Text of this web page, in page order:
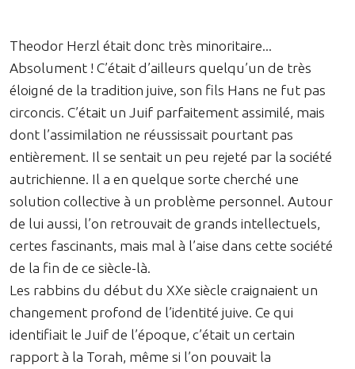
Theodor Herzl était donc très minoritaire...
Absolument ! C’était d’ailleurs quelqu’un de très
éloigné de la tradition juive, son fils Hans ne fut pas
circoncis. C’était un Juif parfaitement assimilé, mais
dont l’assimilation ne réussissait pourtant pas
entièrement. Il se sentait un peu rejeté par la société
autrichienne. Il a en quelque sorte cherché une
solution collective à un problème personnel. Autour
de lui aussi, l’on retrouvait de grands intellectuels,
certes fascinants, mais mal à l’aise dans cette société
de la fin de ce siècle-là.
Les rabbins du début du XXe siècle craignaient un
changement profond de l’identité juive. Ce qui
identifiait le Juif de l’époque, c’était un certain
rapport à la Torah, même si l’on pouvait la